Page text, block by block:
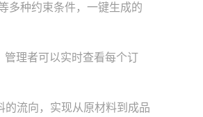
多种约束条件，一键生成的
理者可以实时查看每个订
流向，实现从原材料到成品